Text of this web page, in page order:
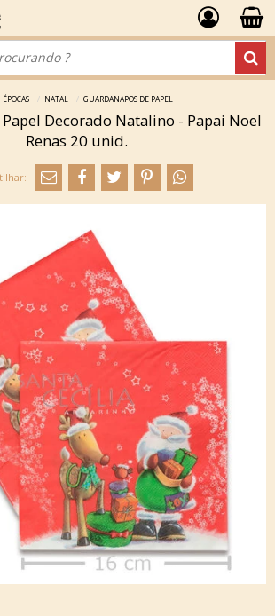
ÉPOCAS NATAL GUARDANAPOS DE PAPEL
Decorado Natalino - Papai Noel
Renas 20 unid.